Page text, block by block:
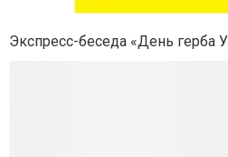
Экспресс-беседа «День герба